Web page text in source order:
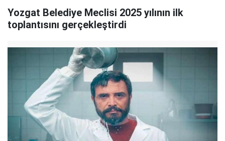
Yozgat Belediye Meclisi 2025 yılının ilk
toplantısını gerçekleştirdi